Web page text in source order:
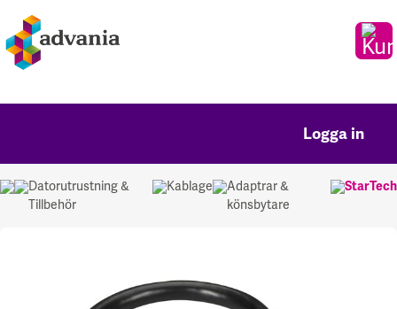
Logga in
Datorutrustning &
Tillbehör
Kablage
Adaptrar &
könsbytare
StarTech